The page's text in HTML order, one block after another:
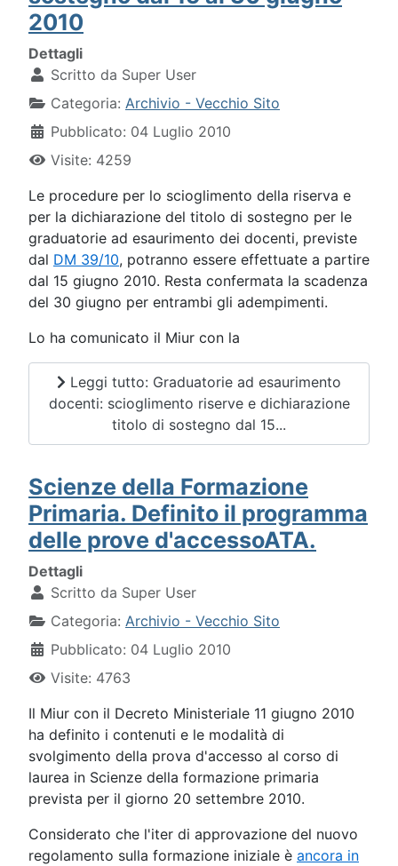
2010
Dettagli
Scritto da Super User
Categoria: Archivio - Vecchio Sito
Pubblicato: 04 Luglio 2010
Visite: 4259
Le procedure per lo scioglimento della riserva e
per la dichiarazione del titolo di sostegno per le
graduatorie ad esaurimento dei docenti, previste
dal DM 39/10, potranno essere effettuate a partire
dal 15 giugno 2010. Resta confermata la scadenza
del 30 giugno per entrambi gli adempimenti.
Lo ha comunicato il Miur con la
Leggi tutto: Graduatorie ad esaurimento
docenti: scioglimento riserve e dichiarazione
titolo di sostegno dal 15...
Scienze della Formazione
Primaria. Definito il programma
delle prove d'accessoATA.
Dettagli
Scritto da Super User
Categoria: Archivio - Vecchio Sito
Pubblicato: 04 Luglio 2010
Visite: 4763
Il Miur con il Decreto Ministeriale 11 giugno 2010
ha definito i contenuti e le modalità di
svolgimento della prova d'accesso al corso di
laurea in Scienze della formazione primaria
prevista per il giorno 20 settembre 2010.
Considerato che l'iter di approvazione del nuovo
regolamento sulla formazione iniziale è ancora in